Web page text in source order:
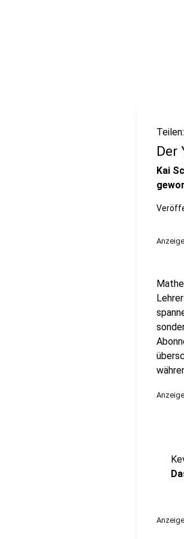
Teilen:
Der
Kai
Anzeige
Anzeige
Anzeige